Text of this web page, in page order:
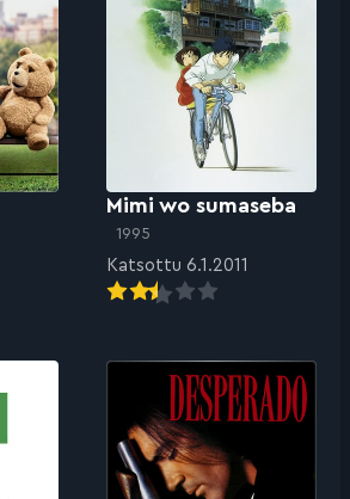
Mimi wo sumaseba
1995
Katsottu 6.1.2011